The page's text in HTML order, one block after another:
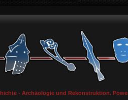
- Archäologie und Rekonstruktion.